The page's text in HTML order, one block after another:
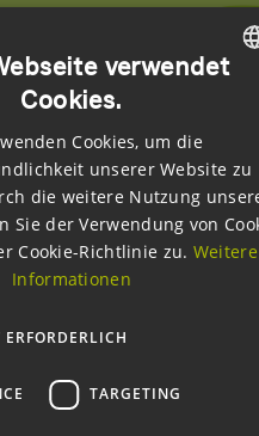
verantworte ich die
und das Marketing des
Von Haus aus
Themen.
im Rahmen unserer
verwendet
Cookies.
Cookies, um die
unserer Website zu
die weitere Nutzung
Sie der Verwendung von
Cookie-Richtlinie zu. Weitere
Informationen
TARGETING